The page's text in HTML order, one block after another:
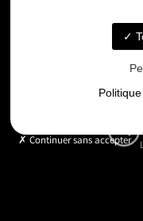
Continuer sans accepter